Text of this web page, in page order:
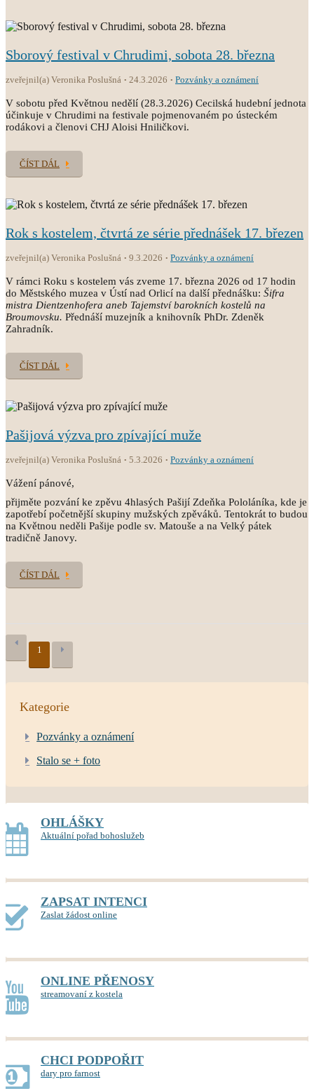
Sborový festival v Chrudimi, sobota 28. března
zveřejnil(a) Veronika Poslušná 24.3.2026 Pozvánky a oznámení
V sobotu před Květnou nedělí (28.3.2026) Cecilská hudební jednota
účinkuje v Chrudimi na festivale pojmenovaném po ústeckém
rodákovi a členovi CHJ Aloisi Hniličkovi.
ČÍST DÁL
Rok s kostelem, čtvrtá ze série přednášek 17. březen
zveřejnil(a) Veronika Poslušná 9.3.2026 Pozvánky a oznámení
V rámci Roku s kostelem vás zveme 17. března 2026 od 17 hodin
do Městského muzea v Ústí nad Orlicí na další přednášku: Šifra
mistra Dientzenhofera aneb Tajemství barokních kostelů na
Broumovsku. Přednáší muzejník a knihovník PhDr. Zdeněk
Zahradník.
ČÍST DÁL
Pašijová výzva pro zpívající muže
zveřejnil(a) Veronika Poslušná 5.3.2026 Pozvánky a oznámení
Vážení pánové,
přijměte pozvání ke zpěvu 4hlasých Pašijí Zdeňka Pololáníka, kde je
zapotřebí početnější skupiny mužských zpěváků. Tentokrát to budou
na Květnou neděli Pašije podle sv. Matouše a na Velký pátek
tradičně Janovy.
ČÍST DÁL
1
Kategorie
Pozvánky a oznámení
Stalo se + foto
OHLÁŠKY
Aktuální pořad bohoslužeb
ZAPSAT INTENCI
Zaslat žádost online
ONLINE PŘENOSY
streamovaní z kostela
CHCI PODPOŘIT
dary pro farnost